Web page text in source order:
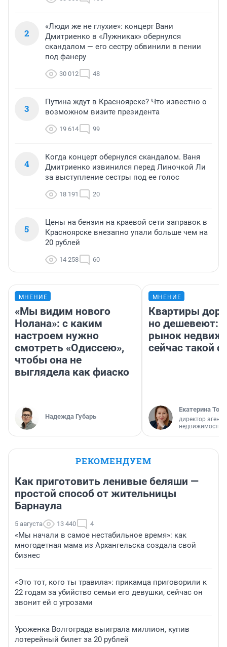
2
«Люди же не глухие»: концерт Вани
Дмитриенко в «Лужниках» обернулся
скандалом — его сестру обвинили в пении
под фанеру
30 012 48
3
Путина ждут в Красноярске? Что известно о
возможном визите президента
19 614 99
4
Когда концерт обернулся скандалом. Ваня
Дмитриенко извинился перед Линочкой Ли
за выступление сестры под ее голос
18 191 20
5
Цены на бензин на краевой сети заправок в
Красноярске внезапно упали больше чем на
20 рублей
14 258 60
МНЕНИЕ
«Мы видим нового
Нолана»: с каким
настроем нужно
смотреть «Одиссею»,
чтобы она не
выглядела как фиаско
Надежда Губарь
МНЕНИЕ
Квартиры
но дешевеют:
рынок
сейчас такой
Екатерина
директор
недвижимости
РЕКОМЕНДУЕМ
Как приготовить ленивые беляши —
простой способ от жительницы
Барнаула
5 августа 13 440 4
«Мы начали в самое нестабильное время»: как
многодетная мама из Архангельска создала свой
бизнес
«Это тот, кого ты травила»: прикамца приговорили к
22 годам за убийство семьи его девушки, сейчас он
звонит ей с угрозами
Уроженка Волгограда выиграла миллион, купив
лотерейный билет за 20 рублей